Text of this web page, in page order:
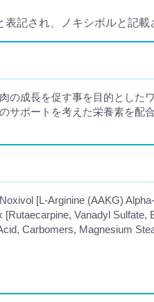
記され、ノキシボルと記載
成長を促す事を目的とした
サポートを考えた栄養素を配合
[L-Arginine (AAKG)
Vanadyl
Carbomers, Magnesium